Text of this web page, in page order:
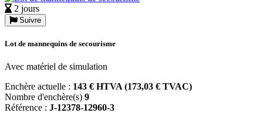
2 jours
Suivre
Lot de mannequins de secourisme
Avec matériel de simulation
Enchère actuelle : 143 € HTVA (173,03 € TVAC)
Nombre d'enchère(s) 9
Référence : J-12378-12960-3